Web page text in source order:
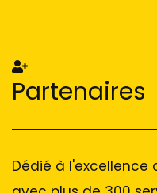
Partenaires
Dédié à l'excellence